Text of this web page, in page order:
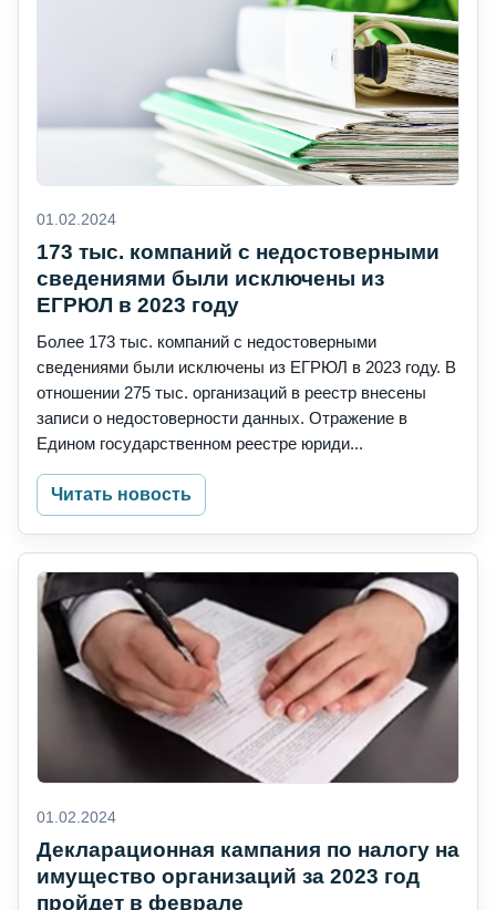
01.02.2024
173 тыс. компаний с недостоверными
сведениями были исключены из
ЕГРЮЛ в 2023 году
Более 173 тыс. компаний с недостоверными
сведениями были исключены из ЕГРЮЛ в 2023 году. В
отношении 275 тыс. организаций в реестр внесены
записи о недостоверности данных. Отражение в
Едином государственном реестре юриди...
Читать новость
01.02.2024
Декларационная кампания по налогу на
имущество организаций за 2023 год
пройдет в феврале